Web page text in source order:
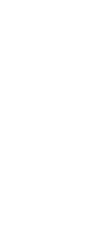
- U - U